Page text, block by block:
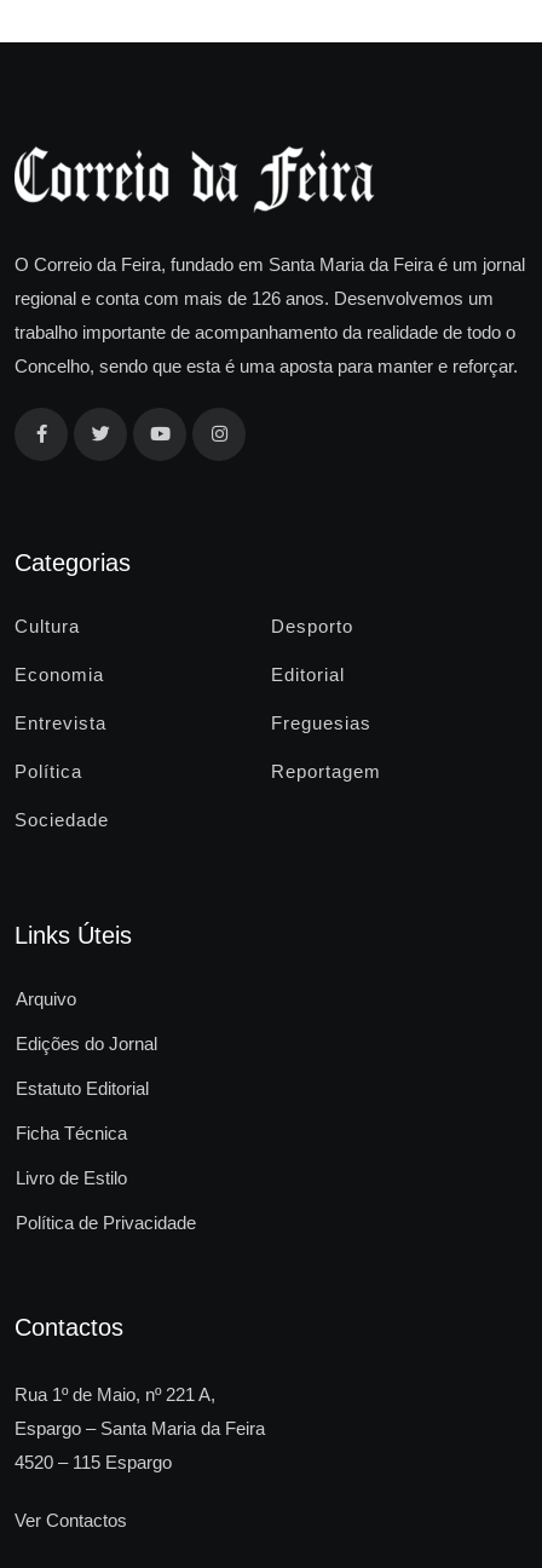
O Correio da Feira, fundado em Santa Maria da Feira é um jornal
regional e conta com mais de 126 anos. Desenvolvemos um
trabalho importante de acompanhamento da realidade de todo o
Concelho, sendo que esta é uma aposta para manter e reforçar.
Categorias
Cultura Desporto
Economia Editorial
Entrevista Freguesias
Política Reportagem
Sociedade
Links Úteis
Arquivo
Edições do Jornal
Estatuto Editorial
Ficha Técnica
Livro de Estilo
Política de Privacidade
Contactos
Rua 1º de Maio, nº 221 A,
Espargo – Santa Maria da Feira
4520 – 115 Espargo
Ver Contactos